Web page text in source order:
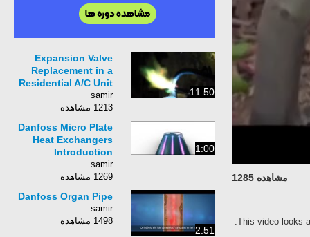
مشاهده 1285
This video looks
11:50
Expansion Valve
Replacement in a
Residential A/C Unit
samir
1213 مشاهده
1:00
Danfoss Micro Plate
Heat Exchangers
Introduction
samir
1269 مشاهده
2:51
Danfoss Organ Pipe
samir
1498 مشاهده